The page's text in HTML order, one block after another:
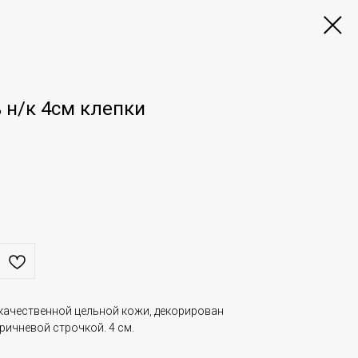
н/к 4см клепки
цельной кожи, декорирован
строчкой. 4 см.